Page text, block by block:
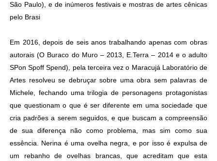
São Paulo), e de inúmeros festivais e mostras de artes cênicas
pelo Brasi
Em 2016, depois de seis anos trabalhando apenas com obras
autorais (O Buraco do Muro – 2013, E.Terra – 2014 e o adulto
SPon Spoff Spend), pela terceira vez o Maracujá Laboratório de
Artes resolveu se debruçar sobre uma obra sem palavras de
Michele, fechando uma trilogia de personagens protagonistas
que questionam o que é ser diferente em uma sociedade que
cria padrões a serem seguidos, e que buscam a compreensão
de sua diferença não como problema, mas sim como sua
essência. Nerina é uma ovelha negra, e por isso é expulsa de
um rebanho de ovelhas brancas, que acreditam que esta